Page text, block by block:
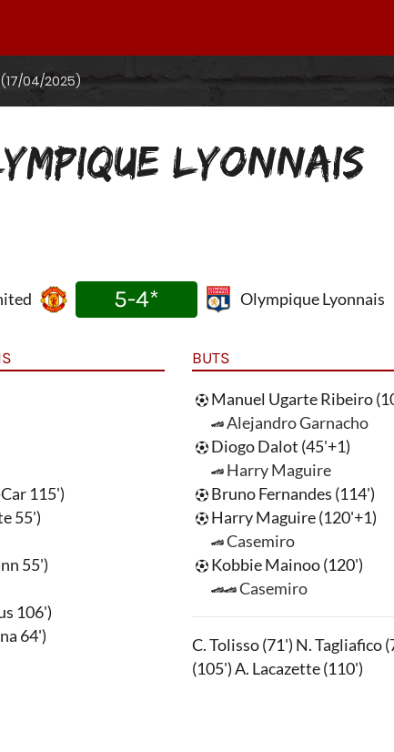
04/2025)
LYONNAIS
5-4* Olympique Lyonnais
115')
55')
55')
106')
64')
BUTS
Manuel Ugarte Ribeiro
Alejandro Garnacho
Diogo Dalot (45'+1)
Harry Maguire
Bruno Fernandes (114')
Harry Maguire (120'+1)
Casemiro
Kobbie Mainoo (120')
Casemiro
C. Tolisso (71') N. Tagliafico
(105') A. Lacazette (110')